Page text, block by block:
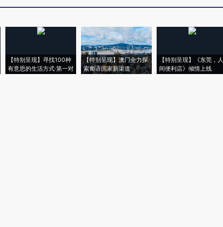
【特别呈现】寻找100种
有意思的生活方式·第一对
【特别呈现】澳门全力探
索葡语国家新渠道
【特别呈现】《东莞，人
间便利店》倾情上线